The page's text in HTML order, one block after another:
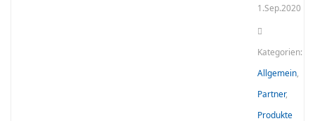
1.Sep.2020
Kategorien:
Allgemein,
Partner,
Produkte